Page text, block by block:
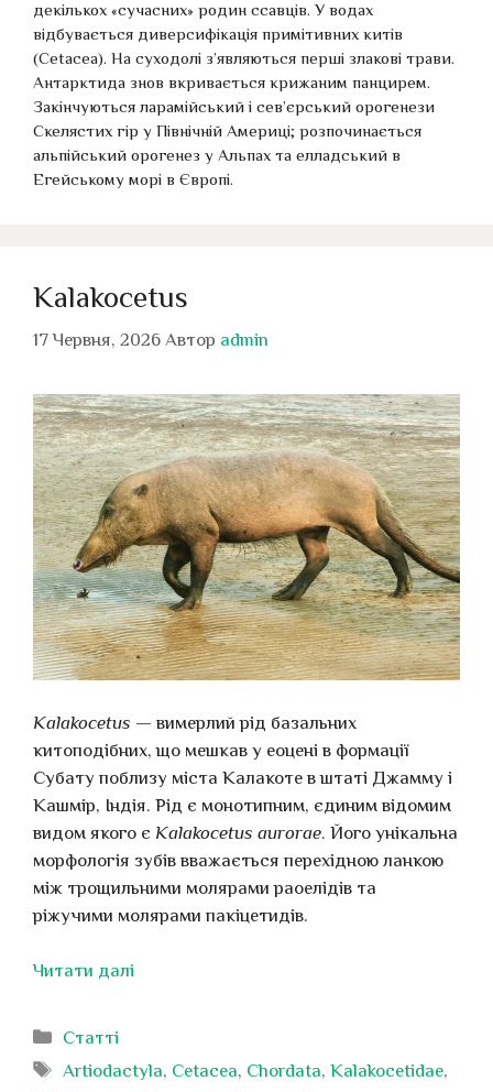
декількох «сучасних» родин ссавців. У водах
відбувається диверсифікація примітивних китів
(Cetacea). На суходолі з’являються перші злакові трави.
Антарктида знов вкривається крижаним панцирем.
Закінчуються ларамійський і сев’єрський орогенези
Скелястих гір у Північній Америці; розпочинається
альпійський орогенез у Альпах та елладський в
Егейському морі в Європі.
Kalakocetus
17 Червня, 2026 Автор admin
Kalakocetus — вимерлий рід базальних
китоподібних, що мешкав у еоцені в формації
Субату поблизу міста Калакоте в штаті Джамму і
Кашмір, Індія. Рід є монотипним, єдиним відомим
видом якого є Kalakocetus aurorae. Його унікальна
морфологія зубів вважається перехідною ланкою
між трощильними молярами раоелідів та
ріжучими молярами пакіцетидів.
Читати далі
Категорії
Статті
Позначки
Artiodactyla, Cetacea, Chordata,Kalakocetidae,